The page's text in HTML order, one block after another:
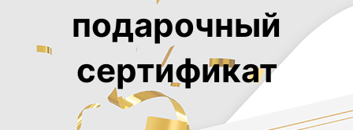
подарочный
сертификат